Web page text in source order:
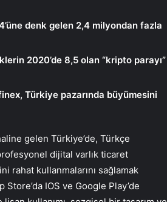
denk gelen 2,4 milyondan fazla
2020’de 8,5 olan “kripto parayı”
Türkiye pazarında büyümesini
gelen Türkiye’de, Türkçe
dijital varlık ticaret
rahat kullanmalarını sağlamak
IOS ve Google Play’de